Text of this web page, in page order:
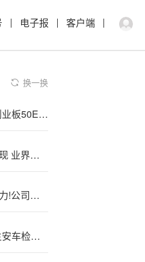
电子报 客户端
换一换
硬?科技核心资产躁动！创业板50ETF（159949）单日成交26亿霸榜
储能—项目.大型化趋势显现 业界看好行业超预期发展
智!慧运维再添新利器！电力!公司引入智能清扫机器人保障光伏电站高效运行
矽<睿>科技3.‘2’2亿元入主安车检测，股价恐难复制“上纬新材”行情